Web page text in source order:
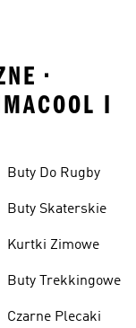
•
I
Buty Do Rugby
Buty Skaterskie
Kurtki Zimowe
Buty Trekkingowe
Czarne Plecaki